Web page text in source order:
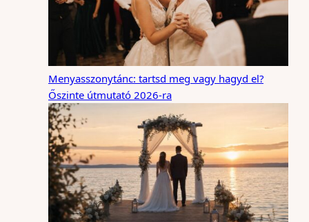
Menyasszonytánc: tartsd meg vagy hagyd el?
Őszinte útmutató 2026-ra